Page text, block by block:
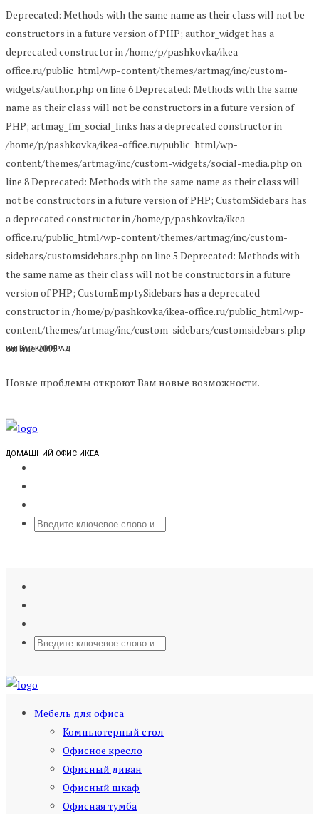
Deprecated: Methods with the same name as their class will not be
constructors in a future version of PHP; author_widget has a
deprecated constructor in /home/p/pashkovka/ikea-
office.ru/public_html/wp-content/themes/artmag/inc/custom-
widgets/author.php on line 6 Deprecated: Methods with the same
name as their class will not be constructors in a future version of
PHP; artmag_fm_social_links has a deprecated constructor in
/home/p/pashkovka/ikea-office.ru/public_html/wp-
content/themes/artmag/inc/custom-widgets/social-media.php on
line 8 Deprecated: Methods with the same name as their class will
not be constructors in a future version of PHP; CustomSidebars has
a deprecated constructor in /home/p/pashkovka/ikea-
office.ru/public_html/wp-content/themes/artmag/inc/custom-
sidebars/customsidebars.php on line 5 Deprecated: Methods with
the same name as their class will not be constructors in a future
version of PHP; CustomEmptySidebars has a deprecated
constructor in /home/p/pashkovka/ikea-office.ru/public_html/wp-
content/themes/artmag/inc/custom-sidebars/customsidebars.php
on line 1095
ИНГВАР КАМПРАД
Новые проблемы откроют Вам новые возможности.
ДОМАШНИЙ ОФИС ИКЕА
Мебель для офиса
Компьютерный стол
Офисное кресло
Офисный диван
Офисный шкаф
Офисная тумба